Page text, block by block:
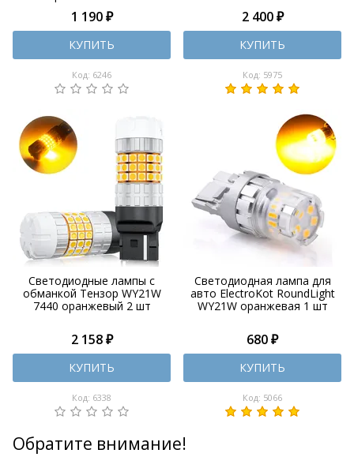
1 190 ₽
КУПИТЬ
Код: 6246
2 400 ₽
КУПИТЬ
Код: 5975
Светодиодные лампы с
обманкой Тензор WY21W
7440 оранжевый 2 шт
2 158 ₽
КУПИТЬ
Код: 6338
Светодиодная лампа для
авто ElectroKot RoundLight
WY21W оранжевая 1 шт
680 ₽
КУПИТЬ
Код: 5066
Обратите внимание!